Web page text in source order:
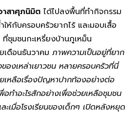
าสาศุภนิมิต ได้ไปลงพื้นที่ทำกิจกรรม
ห้กับครอบครัวยากไร้ และมอบเสื้อ
ชุมชนกะเหรี่ยงบ้านภูเหม็น
เดือนธันวาคม ภาพความเป็นอยู่ที่ยาก
องเหล่าเยาวชน หลายครอบครัวที่นี่
เหลือเรื่องปัญหาปากท้องอย่างต่อ
อทำอะไรสักอย่างเพื่อช่วยเหลือชุมชน
ะเมื่อโรงเรียนของเด็กๆ เปิดหลังหยุด